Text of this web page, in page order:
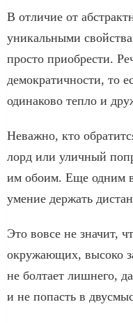
В отличие от
уникальными
просто приобрести.
демократичности, то
одинаково тепло и
Неважно, кто
лорд или уличный
им обоим. Еще одним
умение держать
Это вовсе не значит,
окружающих, высоко
не болтает лишнего,
и не попасть в